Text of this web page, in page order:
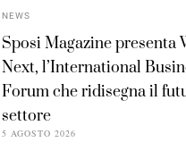
NEWS
Sposi Magazine presenta
Next, l’International
Forum che ridisegna il
settore
5 AGOSTO 2026